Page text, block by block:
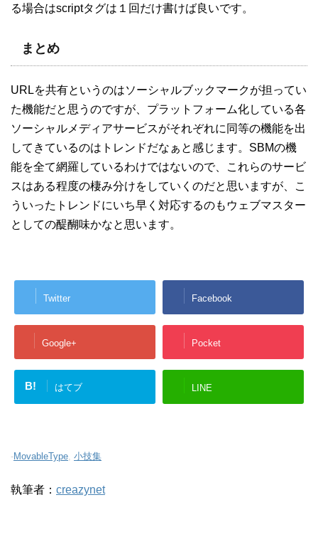
る場合はscriptタグは１回だけ書けば良いです。
まとめ
URLを共有というのはソーシャルブックマークが担ってい
た機能だと思うのですが、プラットフォーム化している各
ソーシャルメディアサービスがそれぞれに同等の機能を出
してきているのはトレンドだなぁと感じます。SBMの機
能を全て網羅しているわけではないので、これらのサービ
スはある程度の棲み分けをしていくのだと思いますが、こ
ういったトレンドにいち早く対応するのもウェブマスター
としての醍醐味かなと思います。
Twitter Facebook
Google+ Pocket
B! はてブ LINE
-MovableType, 小技集
執筆者： creazynet